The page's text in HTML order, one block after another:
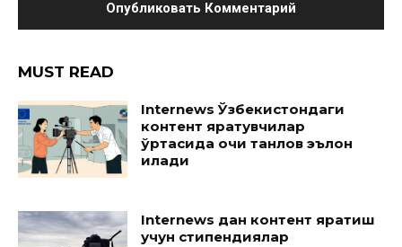
MUST READ
Internews Ўзбекистондаги
контент яратувчилар
ўртасида очиқ танлов эълон
қилади
Internews дан контент яратиш
учун стипендиялар